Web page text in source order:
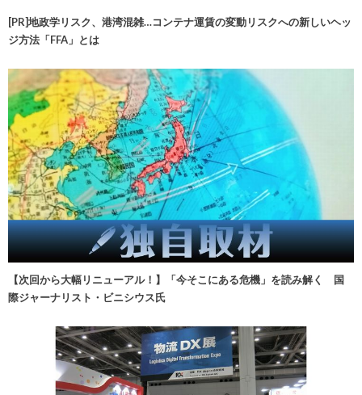
[PR]地政学リスク、港湾混雑…コンテナ運賃の変動リスクへの新しいヘッ
ジ方法「FFA」とは
【次回から大幅リニューアル！】「今そこにある危機」を読み解く 国
際ジャーナリスト・ビニシウス氏